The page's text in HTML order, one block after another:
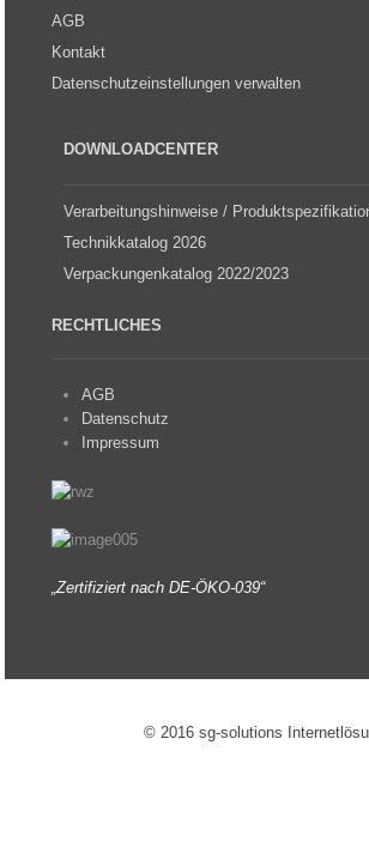
AGB
Kontakt
Datenschutzeinstellungen verwalten
DOWNLOADCENTER
Verarbeitungshinweise /
Technikkatalog 2026
Verpackungenkatalog 2022/2023
RECHTLICHES
AGB
Datenschutz
Impressum
„Zertifiziert nach DE-ÖKO-039“
© 2016 sg-solutions